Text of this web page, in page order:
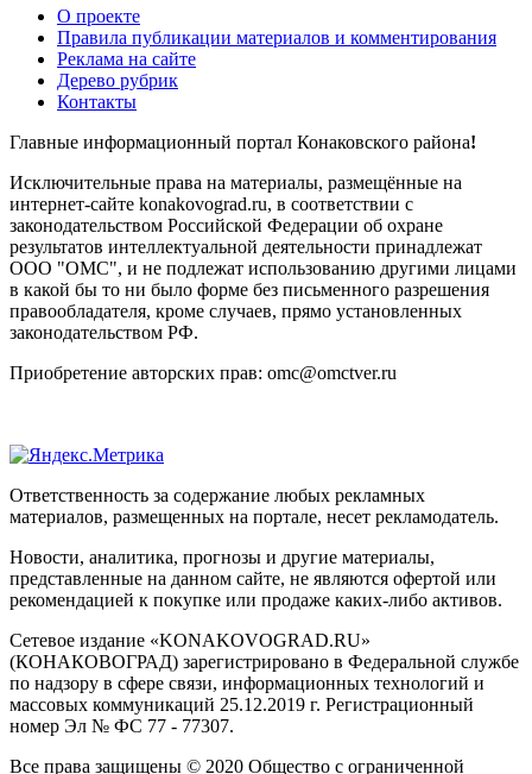
О проекте
Правила публикации материалов и комментирования
Реклама на сайте
Дерево рубрик
Контакты
Главные информационный портал Конаковского района!
Исключительные права на материалы, размещённые на
интернет-сайте konakovograd.ru, в соответствии с
законодательством Российской Федерации об охране
результатов интеллектуальной деятельности принадлежат
ООО "ОМС", и не подлежат использованию другими лицами
в какой бы то ни было форме без письменного разрешения
правообладателя, кроме случаев, прямо установленных
законодательством РФ.
Приобретение авторских прав: omc@omctver.ru
Ответственность за содержание любых рекламных
материалов, размещенных на портале, несет рекламодатель.
Новости, аналитика, прогнозы и другие материалы,
представленные на данном сайте, не являются офертой или
рекомендацией к покупке или продаже каких-либо активов.
Сетевое издание «KONAKOVOGRAD.RU»
(КОНАКОВОГРАД) зарегистрировано в Федеральной службе
по надзору в сфере связи, информационных технологий и
массовых коммуникаций 25.12.2019 г. Регистрационный
номер Эл № ФС 77 - 77307.
Все права защищены © 2020 Общество с ограниченной